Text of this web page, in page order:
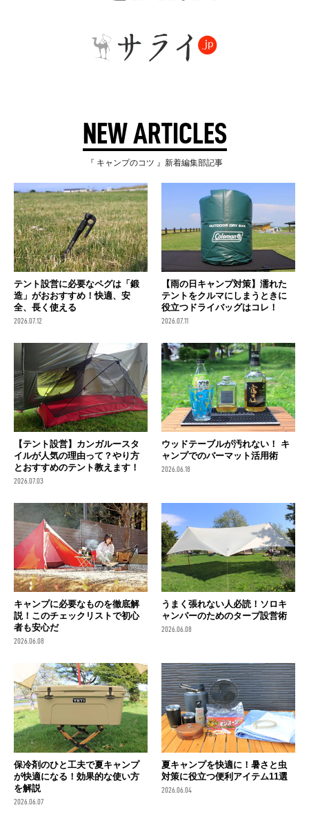
NEW ARTICLES
『 キャンプのコツ 』新着編集部記事
テント設営に必要なペグは「鍛
造」がおおすすめ！快適、安
全、長く使える
2026.07.12
【雨の日キャンプ対策】濡れた
テントをクルマにしまうときに
役立つドライバッグはコレ！
2026.07.11
【テント設営】カンガルースタ
イルが人気の理由って？やり方
とおすすめのテント教えます！
2026.07.03
ウッドテーブルが汚れない！ キ
ャンプでのバーマット活用術
2026.06.18
キャンプに必要なものを徹底解
説！このチェックリストで初心
者も安心だ
2026.06.08
うまく張れない人必読！ソロキ
ャンパーのためのタープ設営術
2026.06.08
保冷剤のひと工夫で夏キャンプ
が快適になる！効果的な使い方
を解説
2026.06.07
夏キャンプを快適に！暑さと虫
対策に役立つ便利アイテム11選
2026.06.04